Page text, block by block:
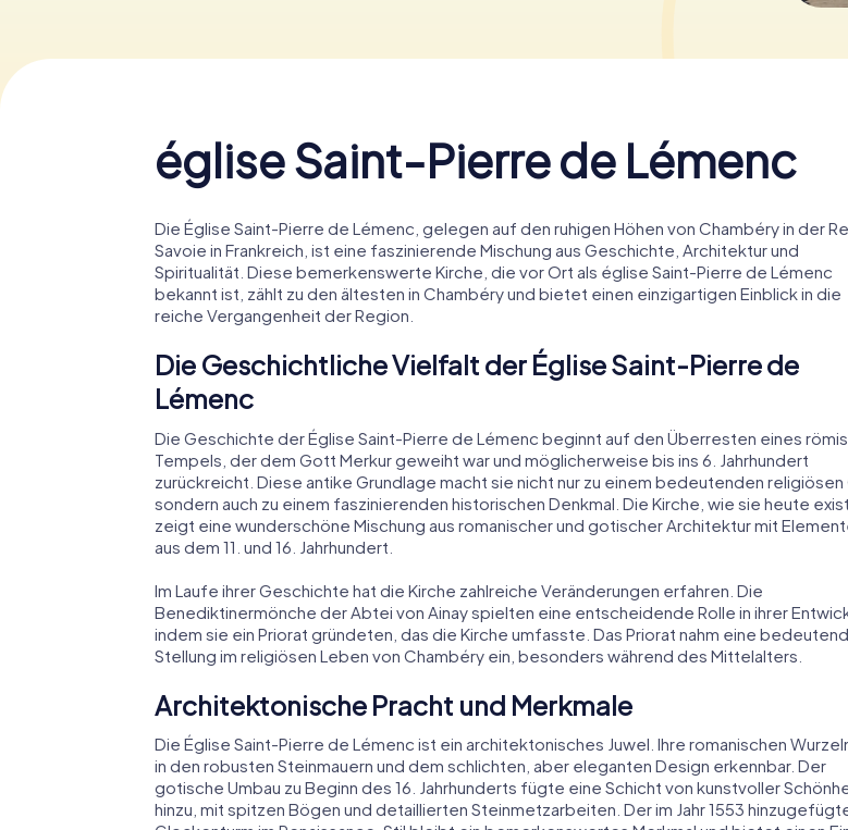
église Saint-Pierre de Lémenc
Die Église Saint-Pierre de Lémenc, gelegen auf den ruhigen Höhen von Chambéry in der
Savoie in Frankreich, ist eine faszinierende Mischung aus Geschichte, Architektur und
Spiritualität. Diese bemerkenswerte Kirche, die vor Ort als église Saint-Pierre de Lémenc
bekannt ist, zählt zu den ältesten in Chambéry und bietet einen einzigartigen Einblick in die
reiche Vergangenheit der Region.
Die Geschichtliche Vielfalt der Église Saint-Pierre de
Lémenc
Die Geschichte der Église Saint-Pierre de Lémenc beginnt auf den Überresten eines
Tempels, der dem Gott Merkur geweiht war und möglicherweise bis ins 6. Jahrhundert
zurückreicht. Diese antike Grundlage macht sie nicht nur zu einem bedeutenden religiösen
sondern auch zu einem faszinierenden historischen Denkmal. Die Kirche, wie sie heute
zeigt eine wunderschöne Mischung aus romanischer und gotischer Architektur mit
aus dem 11. und 16. Jahrhundert.
Im Laufe ihrer Geschichte hat die Kirche zahlreiche Veränderungen erfahren. Die
Benediktinermönche der Abtei von Ainay spielten eine entscheidende Rolle in ihrer
indem sie ein Priorat gründeten, das die Kirche umfasste. Das Priorat nahm eine
Stellung im religiösen Leben von Chambéry ein, besonders während des Mittelalters.
Architektonische Pracht und Merkmale
Die Église Saint-Pierre de Lémenc ist ein architektonisches Juwel. Ihre romanischen
in den robusten Steinmauern und dem schlichten, aber eleganten Design erkennbar. Der
gotische Umbau zu Beginn des 16. Jahrhunderts fügte eine Schicht von kunstvoller
hinzu, mit spitzen Bögen und detaillierten Steinmetzarbeiten. Der im Jahr 1553